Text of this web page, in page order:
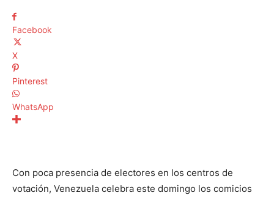
Facebook
X
Pinterest
WhatsApp
Con poca presencia de electores en los centros de
votación, Venezuela celebra este domingo los comicios